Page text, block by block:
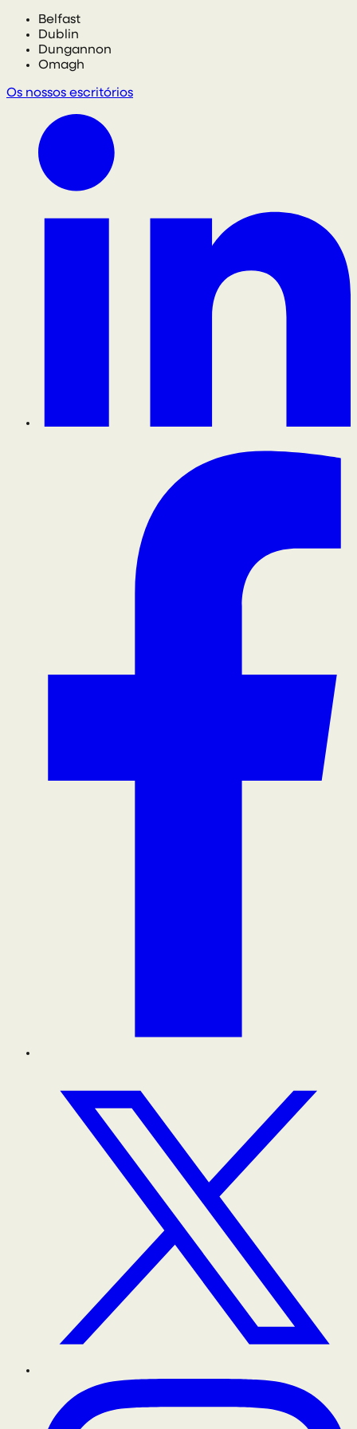
Belfast
Dublin
Dungannon
Omagh
Os nossos escritórios